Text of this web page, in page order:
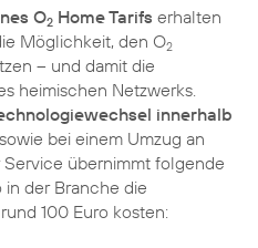
O2 Home Tarifs erhalten
Möglichkeit, den O2
– und damit die
heimischen Netzwerks.
innerhalb
sowie bei einem Umzug an
übernimmt folgende
in der Branche die
100 Euro kosten: